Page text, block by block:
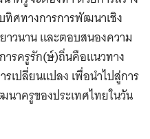
ศทางการการพัฒนาเชิง
วนาน และตอบสนองความ
ารครูรัก(ษ์)ถิ่นคือแนวทาง
ปลี่ยนแปลง เพื่อนำไปสู่การ
าครูของประเทศไทยในวัน